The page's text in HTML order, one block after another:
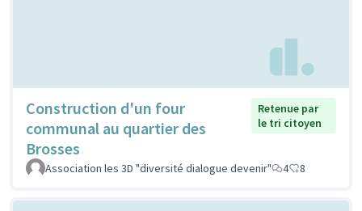
Construction d'un four
communal au quartier des
Brosses
Retenue par
le tri citoyen
Association les 3D "diversité dialogue devenir" 4 8